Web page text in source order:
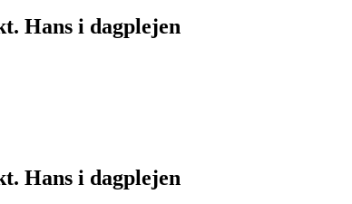
Hans i dagplejen
Hans i dagplejen